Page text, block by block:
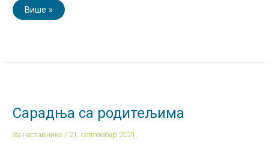
Више »
Сарадња са родитељима
За наставнике / 21. септембар 2021.